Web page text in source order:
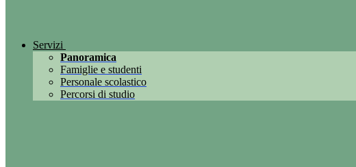
Servizi
Panoramica
Famiglie e studenti
Personale scolastico
Percorsi di studio